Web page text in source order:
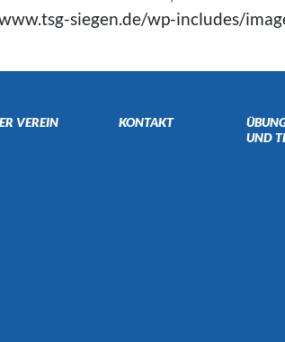
siegen.de/wp-includes/
VEREIN KONTAKT
UND